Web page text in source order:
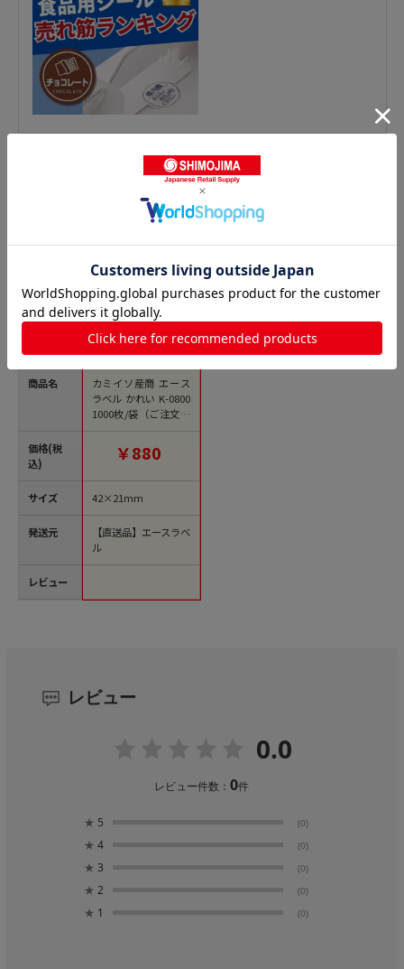
鮮魚シールの人気商品との比較
商品名
価格(税
込)
サイズ
発送元
レビュー
カミイソ産商 エース
ラベル かれい K-0800
1000枚/袋（ご注文単
位1袋）【直送品】
￥880
42×21mm
【直送品】エースラベ
ル
レビュー
0.0
レビュー件数：0件
★ 5 (0)
★ 4 (0)
★ 3 (0)
★ 2 (0)
★ 1 (0)